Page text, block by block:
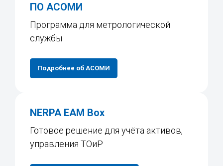
ПО АСОМИ
Программа для метрологической
службы
Подробнее об АСОМИ
NERPA EAM Box
Готовое решение для учёта активов,
управления ТОиР